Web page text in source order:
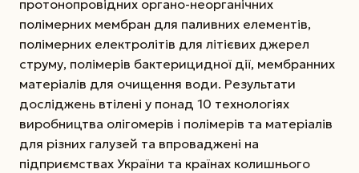
протонопровідних органо-неорганічних
полімерних мембран для паливних елементів,
полімерних електролітів для літієвих джерел
струму, полімерів бактерицидної дії, мембранних
матеріалів для очищення води. Результати
досліджень втілені у понад 10 технологіях
виробництва олігомерів і полімерів та матеріалів
для різних галузей та впроваджені на
підприємствах України та країнах колишнього